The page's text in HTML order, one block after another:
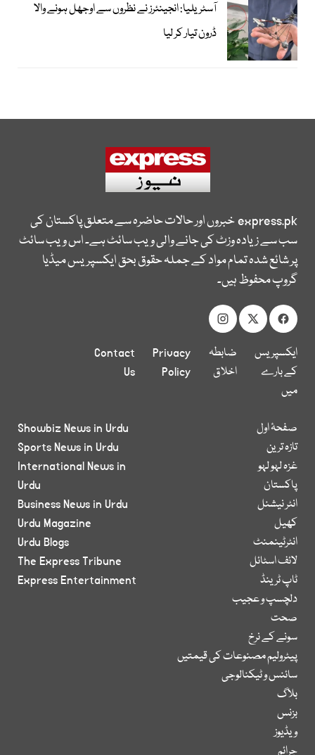
آسٹریلیا: انجینئرز نے نظروں سے اوجھل ہونے والا
ڈرون تیار کر لیا
express.pkخبروں اور حالات حاضرہ سے متعلق پاکستان کی
سب سے زیادہ وزٹ کی جانے والی ویب سائٹ ہے۔ اس ویب سائٹ
پر شائع شدہ تمام مواد کے جملہ حقوق بحق ایکسپریس میڈیا
گروپ محفوظ ہیں۔
ایکسپریس
کے بارے
میں
ضابطہ
اخلاق
Privacy
Policy
Contact
Us
صفحۂ اول
تازہ ترین
غزہ لہو لہو
پاکستان
انٹر نیشنل
کھیل
انٹرٹینمنٹ
لائف اسٹائل
ٹاپ ٹرینڈ
دلچسپ و عجیب
صحت
سونے کے نرخ
پیٹرولیم مصنوعات کی قیمتیں
سائنس و ٹیکنالوجی
بلاگ
بزنس
ویڈیوز
جرائم
Showbiz News in Urdu
Sports News in Urdu
International News in
Urdu
Business News in Urdu
Urdu Magazine
Urdu Blogs
The Express Tribune
Express Entertainment